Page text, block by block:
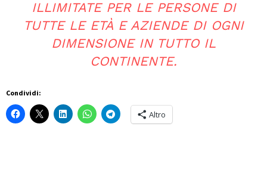
ILLIMITATE PER LE PERSONE DI
TUTTE LE ETÀ E AZIENDE DI OGNI
DIMENSIONE IN TUTTO IL
CONTINENTE.
Condividi:
Altro